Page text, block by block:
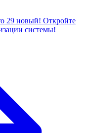
29 новый! Откройте
системы!